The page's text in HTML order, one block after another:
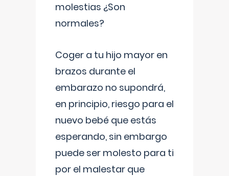
molestias ¿Son
normales?
Coger a tu hijo mayor en
brazos durante el
embarazo no supondrá,
en principio, riesgo para el
nuevo bebé que estás
esperando, sin embargo
puede ser molesto para ti
por el malestar que